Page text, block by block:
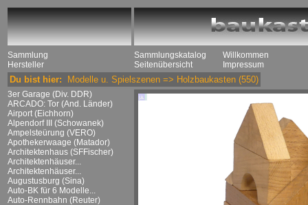
Sammlung
Hersteller
Sammlungskatalog
Seitenübersicht
Willkommen
Impressum
Du bist hier: Modelle u. Spielszenen => Holzbaukasten (550)
3er Garage (Div. DDR)
ARCADO: Tor (And. Länder)
Airport (Eichhorn)
Alpendorf III (Schowanek)
Ampelsteürung (VERO)
Apothekerwaage (Matador)
Architektenhaus (SFFischer)
Architektenhäuser...
Architektenhäuser...
Augustusburg (Sina)
Auto-BK für 6 Modelle...
Auto-Rennbahn (Reuter)